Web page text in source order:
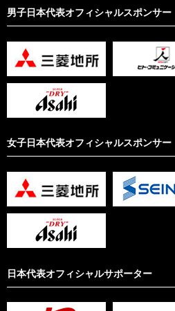
男子日本代表オフィシャルスポンサー
女子日本代表オフィシャルスポンサー
日本代表オフィシャルサポーター